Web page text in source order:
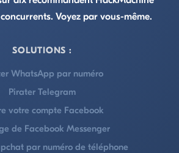
Voyez par vous-même.
SOLUTIONS :
WhatsApp par numéro
Pirater Telegram
votre compte Facebook
de Facebook Messenger
par numéro de téléphone